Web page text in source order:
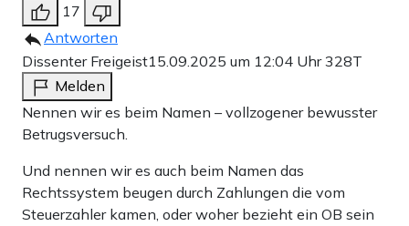
17
Antworten
Dissenter Freigeist15.09.2025 um 12:04 Uhr328T
Melden
Nennen wir es beim Namen – vollzogener bewusster
Betrugsversuch.
Und nennen wir es auch beim Namen das
Rechtssystem beugen durch Zahlungen die vom
Steuerzahler kamen, oder woher bezieht ein OB sein